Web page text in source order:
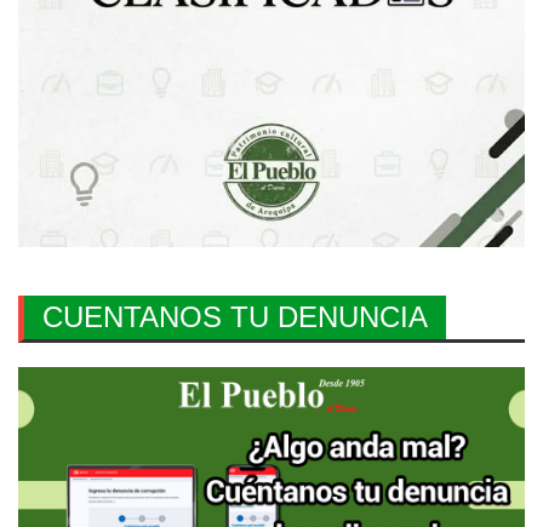
CUENTANOS TU DENUNCIA